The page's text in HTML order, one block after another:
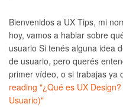
Bienvenidos a UX Tips, mi
hoy, vamos a hablar sobre
usuario Si tenés alguna idea
de usuario, pero querés
primer vídeo, o si trabajas ya
reading "¿Qué es UX
Usuario)"